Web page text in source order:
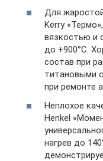
Для
Kerry
вязкостью и
до +900°С.
состав при
титановыми
при ремонте
Неплохое
Henkel
нагрев до